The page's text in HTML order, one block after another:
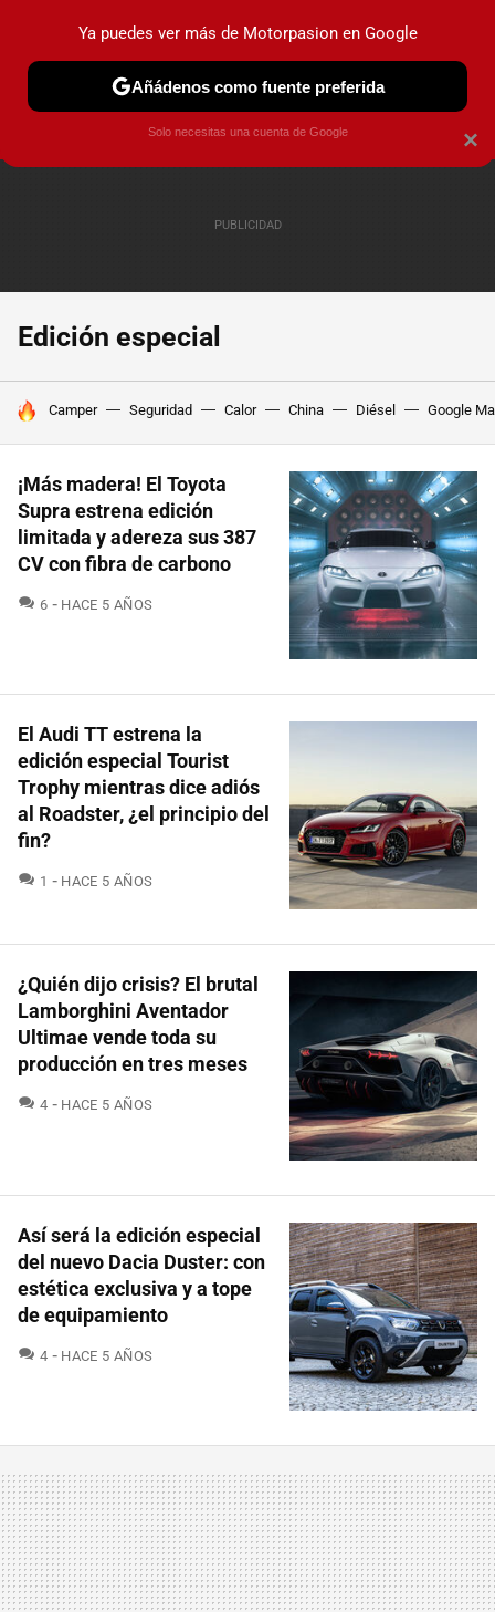
PRUEBAS COCHES ELÉCTRICOS OBSERVATORIO
Edición especial
HOY SE HABLA DE
Camper Seguridad Calor China Diésel Google
¡Más madera! El Toyota
Supra estrena edición
limitada y adereza sus 387
CV con fibra de carbono
6 COMENTARIOS
HACE 5 AÑOS
El Audi TT estrena la
edición especial Tourist
Trophy mientras dice adiós
al Roadster, ¿el principio del
fin?
1 COMENTARIOS
HACE 5 AÑOS
¿Quién dijo crisis? El brutal
Lamborghini Aventador
Ultimae vende toda su
producción en tres meses
4 COMENTARIOS
HACE 5 AÑOS
Así será la edición especial
del nuevo Dacia Duster: con
estética exclusiva y a tope
de equipamiento
4 COMENTARIOS
HACE 5 AÑOS
×
Ya puedes ver más de Motorpasion en Google
Añádenos como fuente preferida
Solo necesitas una cuenta de Google